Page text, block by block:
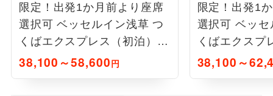
限定！出発1か月前より座席
選択可 ベッセルイン浅草 つ
くばエクスプレス（初泊）1
泊6日間
38,100～58,600円
限定！出発1
選択可 ベッ
くばエクスプ
泊5日間
38,100～